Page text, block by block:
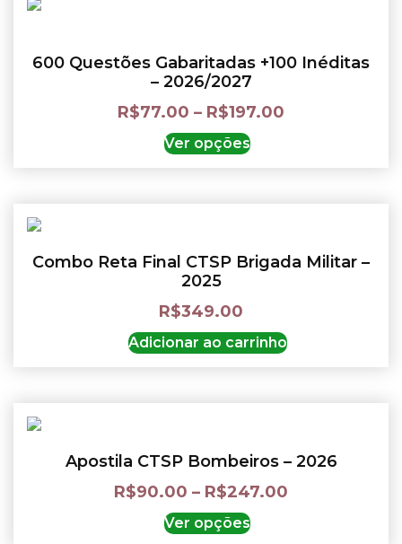
600 Questões Gabaritadas +100 Inéditas
– 2026/2027
R$77.00 – R$197.00
Ver opções
Combo Reta Final CTSP Brigada Militar –
2025
R$349.00
Adicionar ao carrinho
Apostila CTSP Bombeiros – 2026
R$90.00 – R$247.00
Ver opções